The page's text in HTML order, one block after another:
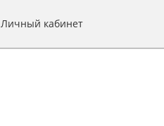
Личный кабинет